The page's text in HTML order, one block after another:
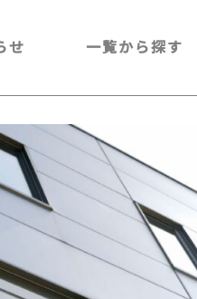
せ 一覧から探す